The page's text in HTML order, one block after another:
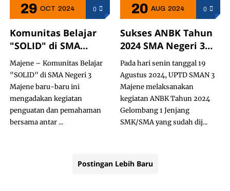
29 OCT 2024 0
Komunitas Belajar
"SOLID" di SMA
Negeri 3 Majene |
Penguatan
Kompetensi
Majene – Komunitas Belajar
"SOLID" di SMA Negeri 3
Majene baru-baru ini
mengadakan kegiatan
penguatan dan pemahaman
bersama antar ...
20 AUG 2024 0
Sukses ANBK Tahun
2024 SMA Negeri 3
Majene
Pada hari senin tanggal 19
Agustus 2024, UPTD SMAN 3
Majene melaksanakan
kegiatan ANBK Tahun 2024
Gelombang 1 Jenjang
SMK/SMA yang sudah dij...
Postingan Lebih Baru